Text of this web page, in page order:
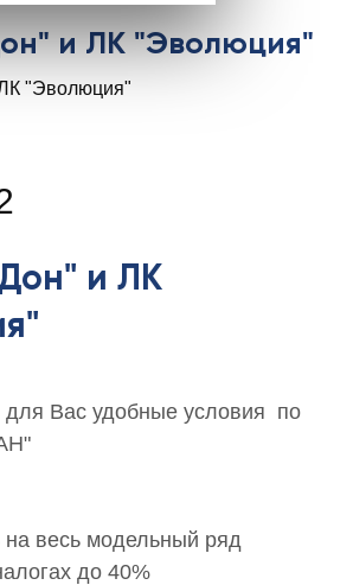
и ЛК "Эволюция"
и ЛК
Вас удобные условия по
весь модельный ряд
до 40%